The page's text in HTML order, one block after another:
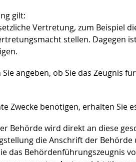
gilt:
Vertretung, zum Beispiel
stellen. Dagegen
angeben, ob Sie das Zeugnis
Zwecke benötigen, erhalten Sie
Behörde wird direkt an diese
die Anschrift der
das Behördenführungszeugnis